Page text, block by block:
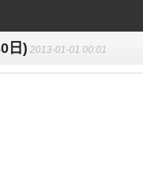
日) 2013-01-01 00:01